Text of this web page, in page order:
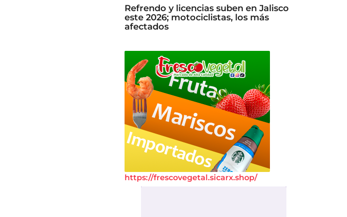
Refrendo y licencias suben en Jalisco
este 2026; motociclistas, los más
afectados
https://frescovegetal.sicarx.shop/